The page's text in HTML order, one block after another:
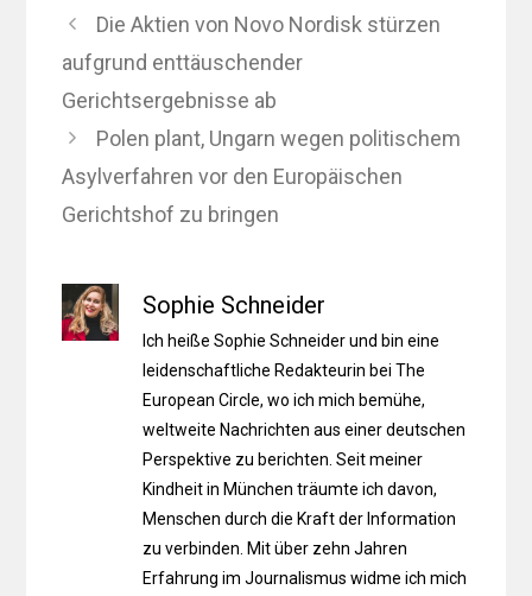
Die Aktien von Novo Nordisk stürzen
aufgrund enttäuschender
Gerichtsergebnisse ab
Polen plant, Ungarn wegen politischem
Asylverfahren vor den Europäischen
Gerichtshof zu bringen
Sophie Schneider
Ich heiße Sophie Schneider und bin eine
leidenschaftliche Redakteurin bei The
European Circle, wo ich mich bemühe,
weltweite Nachrichten aus einer deutschen
Perspektive zu berichten. Seit meiner
Kindheit in München träumte ich davon,
Menschen durch die Kraft der Information
zu verbinden. Mit über zehn Jahren
Erfahrung im Journalismus widme ich mich